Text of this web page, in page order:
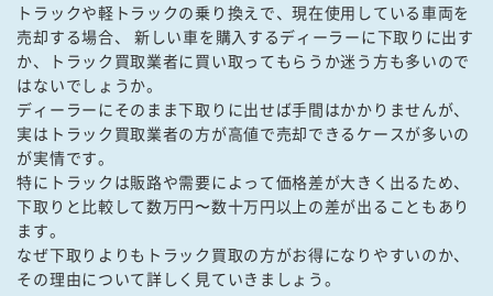
トラックや軽トラックの乗り換えで、現在使用している車両を
売却する場合、 新しい車を購入するディーラーに下取りに出す
か、トラック買取業者に買い取ってもらうか迷う方も多いので
はないでしょうか。
ディーラーにそのまま下取りに出せば手間はかかりませんが、
実はトラック買取業者の方が高値で売却できるケースが多いの
が実情です。
特にトラックは販路や需要によって価格差が大きく出るため、
下取りと比較して数万円〜数十万円以上の差が出ることもあり
ます。
なぜ下取りよりもトラック買取の方がお得になりやすいのか、
その理由について詳しく見ていきましょう。